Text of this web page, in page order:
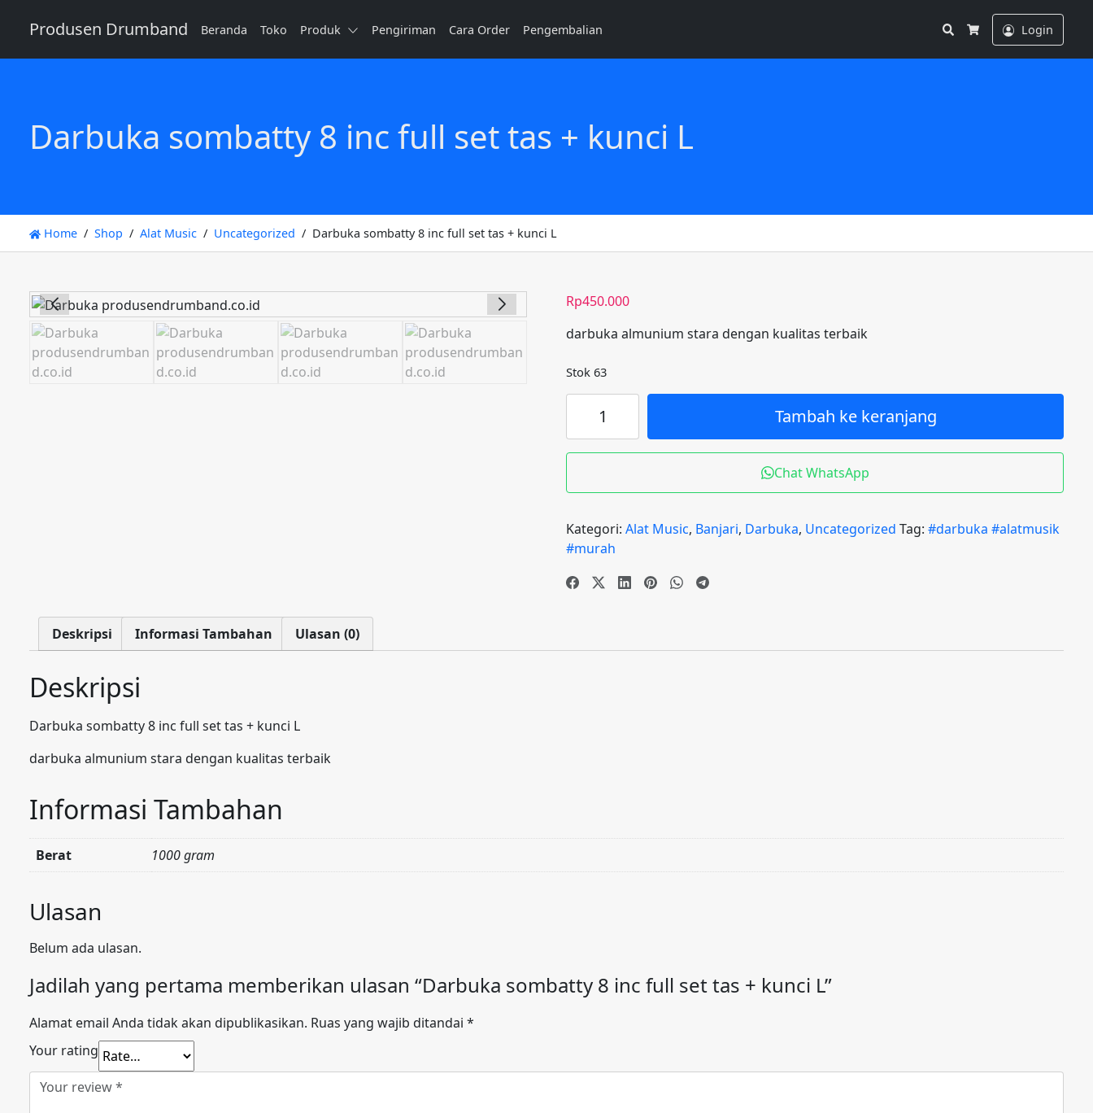
Produsen Drumband Beranda Toko Produk Pengiriman Cara Order Pengembalian
Search
Cart
Login
Darbuka sombatty 8 inc full set tas + kunci L
Home Shop Alat Music Uncategorized Darbuka sombatty 8 inc full set tas + kunci L
Rp450.000
darbuka almunium stara dengan kualitas terbaik
Stok 63
Darbuka
sombatty
8
set
tas
+
kunci
Tambah ke keranjang
Chat WhatsApp
Kategori: Alat Music, Banjari, Darbuka, Uncategorized Tag: #darbuka #alatmusik
#murah
Deskripsi Informasi Tambahan Ulasan (0)
Deskripsi
Darbuka sombatty 8 inc full set tas + kunci L
darbuka almunium stara dengan kualitas terbaik
Informasi Tambahan
Berat 1000 gram
Ulasan
Belum ada ulasan.
Jadilah yang pertama memberikan ulasan “Darbuka sombatty 8 inc full set tas + kunci L”
Alamat email Anda tidak akan dipublikasikan. Ruas yang wajib ditandai *
Your rating